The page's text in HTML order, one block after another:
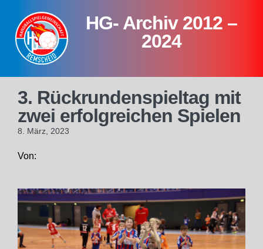
content
HG- Archiv 2012 –
2024
3. Rückrundenspieltag mit
zwei erfolgreichen Spielen
8. März, 2023
Von: